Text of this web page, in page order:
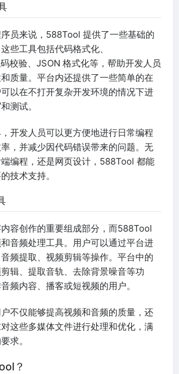
员来说，588Tool 提供了一些基础的
些工具包括代码格式化、
校验、JSON 格式化等，帮助开发人员
质量。平台内还提供了一些简单的在
以在不打开复杂开发环境的情况下进
测试。
开发人员可以更方便地进行日常编程
，并减少因代码错误带来的问题。无
编程，还是网页设计，588Tool 都能
技术支持。
容创作的重要组成部分，而588Tool
音频处理工具。用户可以通过平台进
频提取、视频剪辑等操作。平台中的
辑、提取音轨、去除背景噪音等功
频内容、播客或短视频的用户。
不仅能够提高视频和音频的质量，还
这些多媒体文件进行处理和优化，满
求。
？